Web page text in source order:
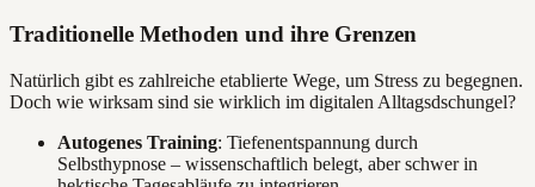
Traditionelle Methoden und ihre Grenzen
Natürlich gibt es zahlreiche etablierte Wege, um Stress zu begegnen.
Doch wie wirksam sind sie wirklich im digitalen Alltagsdschungel?
Autogenes Training: Tiefenentspannung durch
Selbsthypnose – wissenschaftlich belegt, aber schwer in